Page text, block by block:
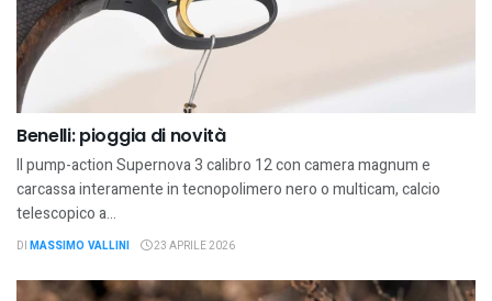
Benelli: pioggia di novità
Il pump-action Supernova 3 calibro 12 con camera magnum e
carcassa interamente in tecnopolimero nero o multicam, calcio
telescopico a...
DI MASSIMO VALLINI 23 APRILE 2026